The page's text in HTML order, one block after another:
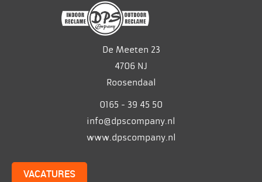
De Meeten 23
4706 NJ
Roosendaal
0165 - 39 45 50
info@dpscompany.nl
www.dpscompany.nl
VACATURES